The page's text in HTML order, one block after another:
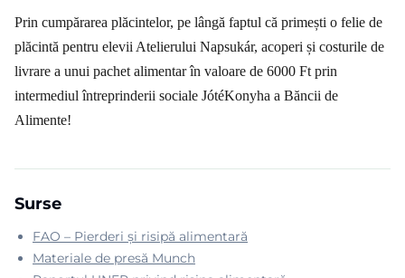
Prin cumpărarea plăcintelor, pe lângă faptul că primești o felie de
plăcintă pentru elevii Atelierului Napsukár, acoperi și costurile de
livrare a unui pachet alimentar în valoare de 6000 Ft prin
intermediul întreprinderii sociale JótéKonyha a Băncii de
Alimente!
Surse
FAO – Pierderi și risipă alimentară
Materiale de presă Munch